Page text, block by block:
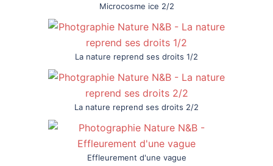
Microcosme ice 2/2
La nature reprend ses droits 1/2
La nature reprend ses droits 2/2
Effleurement d'une vague